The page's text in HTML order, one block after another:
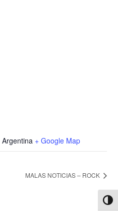
Argentina + Google Map
MALAS NOTICIAS – ROCK